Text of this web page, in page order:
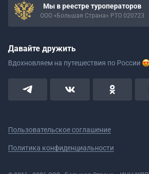
Мы в реестре туроператоров
ООО «Большая Страна» РТО 020723
Давайте дружить
Вдохновляем на путешествия по России
Пользовательское соглашение
Политика конфиденциальности